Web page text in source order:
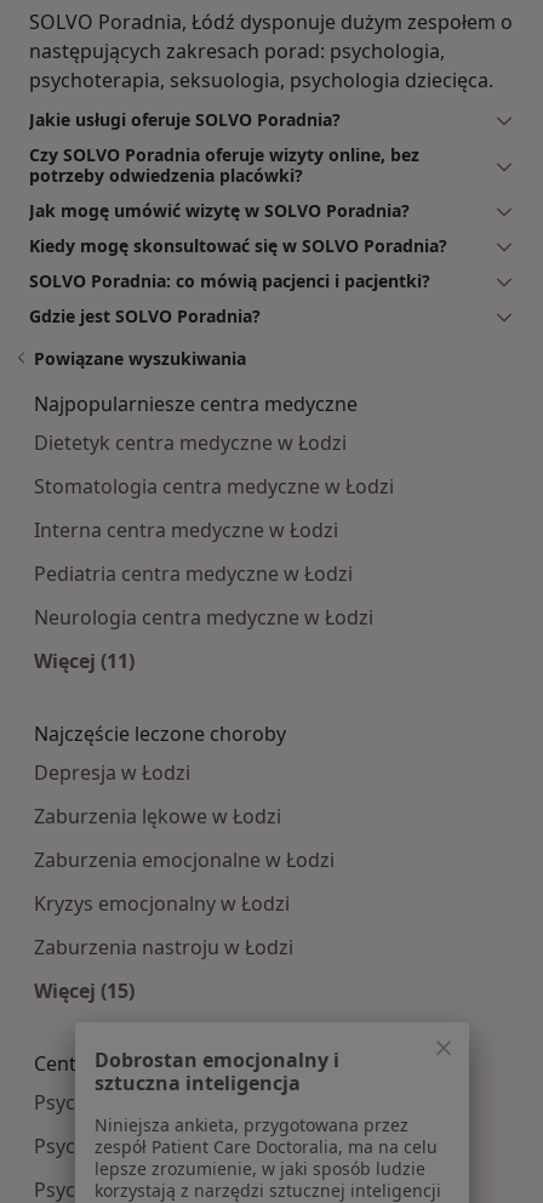
SOLVO Poradnia, Łódź dysponuje dużym zespołem o
następujących zakresach porad: psychologia,
psychoterapia, seksuologia, psychologia dziecięca.
Jakie usługi oferuje SOLVO Poradnia?
Czy SOLVO Poradnia oferuje wizyty online, bez
potrzeby odwiedzenia placówki?
Jak mogę umówić wizytę w SOLVO Poradnia?
Kiedy mogę skonsultować się w SOLVO Poradnia?
SOLVO Poradnia: co mówią pacjenci i pacjentki?
Gdzie jest SOLVO Poradnia?
Powiązane wyszukiwania
Najpopularniesze centra medyczne
Dietetyk centra medyczne w Łodzi
Stomatologia centra medyczne w Łodzi
Interna centra medyczne w Łodzi
Pediatria centra medyczne w Łodzi
Neurologia centra medyczne w Łodzi
Więcej (11)
Najczęście leczone choroby
Depresja w Łodzi
Zaburzenia lękowe w Łodzi
Zaburzenia emocjonalne w Łodzi
Kryzys emocjonalny w Łodzi
Zaburzenia nastroju w Łodzi
Więcej (15)
Centra medyczne Psychologia w pobliżu
Psychologia centra medyczne w Zgierzu
Psychologia centra medyczne w Bełchatowie
Psychologia centra medyczne w Pabianicach
Dobrostan emocjonalny i
sztuczna inteligencja
Niniejsza ankieta, przygotowana przez
zespół Patient Care Doctoralia, ma na celu
lepsze zrozumienie, w jaki sposób ludzie
korzystają z narzędzi sztucznej inteligencji